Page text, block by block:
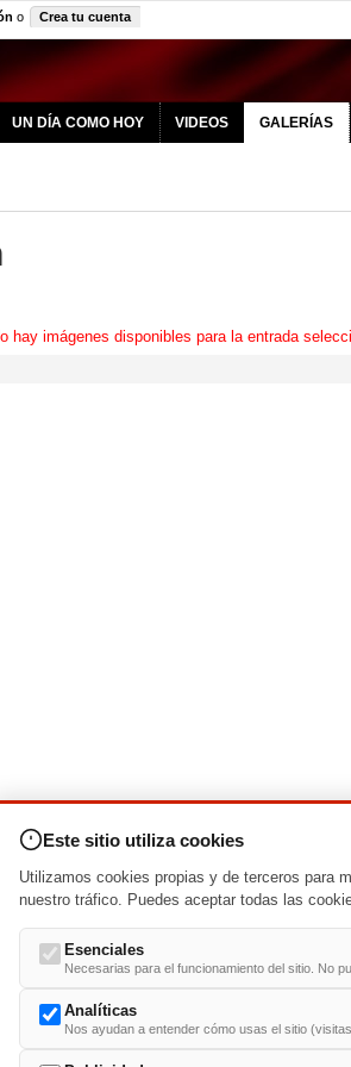
o Crea tu cuenta
UN DÍA COMO HOY VIDEOS GALERÍAS
hay imágenes disponibles para la entrada
usoyPolítica de Privacidad
Este sitio utiliza cookies
Utilizamos cookies propias y de terceros para
nuestro tráfico. Puedes aceptar todas las
Esenciales
Necesarias para el funcionamiento del sitio. No
Analíticas
Nos ayudan a entender cómo usas el sitio